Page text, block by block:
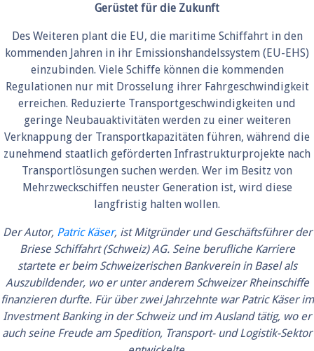
Gerüstet für die Zukunft
Des Weiteren plant die EU, die maritime Schiffahrt in den
kommenden Jahren in ihr Emissionshandelssystem (EU-EHS)
einzubinden. Viele Schiffe können die kommenden
Regulationen nur mit Drosselung ihrer Fahrgeschwindigkeit
erreichen. Reduzierte Transportgeschwindigkeiten und
geringe Neubauaktivitäten werden zu einer weiteren
Verknappung der Transportkapazitäten führen, während die
zunehmend staatlich geförderten Infrastrukturprojekte nach
Transportlösungen suchen werden. Wer im Besitz von
Mehrzweckschiffen neuster Generation ist, wird diese
langfristig halten wollen.
Der Autor, Patric Käser, ist Mitgründer und Geschäftsführer der
Briese Schiffahrt (Schweiz) AG. Seine berufliche Karriere
startete er beim Schweizerischen Bankverein in Basel als
Auszubildender, wo er unter anderem Schweizer Rheinschiffe
finanzieren durfte. Für über zwei Jahrzehnte war Patric Käser im
Investment Banking in der Schweiz und im Ausland tätig, wo er
auch seine Freude am Spedition, Transport- und Logistik-Sektor